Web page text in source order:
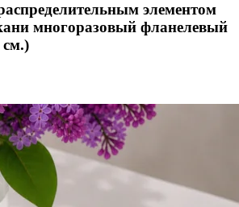
элементом
многоразовый фланелевый